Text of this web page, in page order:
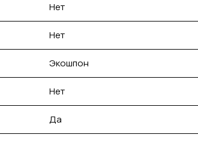
Нет
Нет
Экошпон
Нет
Да